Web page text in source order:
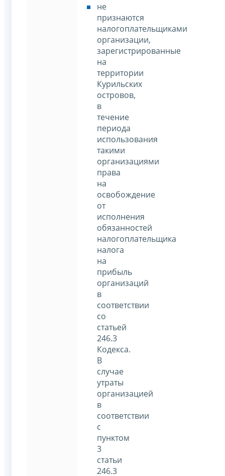
не
признаются
налогоплательщиками
организации,
зарегистрированные
на
территории
Курильских
островов,
в
течение
периода
использования
такими
организациями
права
на
освобождение
от
исполнения
обязанностей
налогоплательщика
налога
на
прибыль
организаций
в
соответствии
со
статьей
246.3
Кодекса.
В
случае
утраты
организацией
в
соответствии
с
пунктом
3
статьи
246.3